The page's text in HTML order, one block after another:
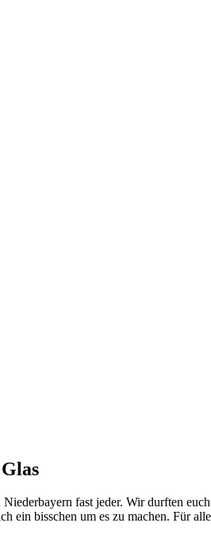
fast jeder. Wir durften
ein bisschen um es zu machen. Für